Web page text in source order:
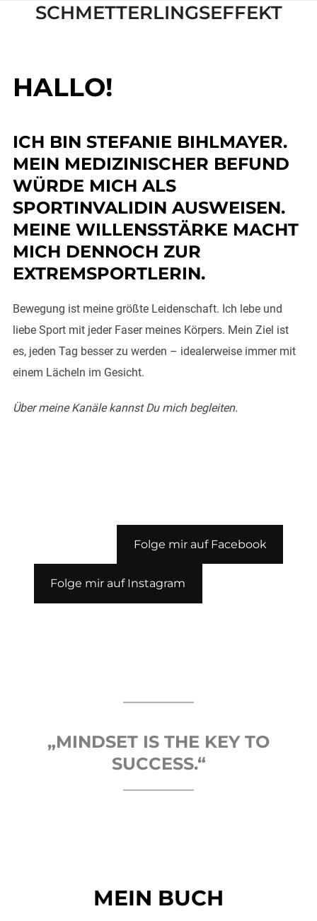
scrollen
SCHMETTERLINGSEFFEKT
HALLO!
ICH BIN STEFANIE BIHLMAYER.
MEIN MEDIZINISCHER BEFUND
WÜRDE MICH ALS
SPORTINVALIDIN AUSWEISEN.
MEINE WILLENSSTÄRKE MACHT
MICH DENNOCH ZUR
EXTREMSPORTLERIN.
Bewegung ist meine größte Leidenschaft. Ich lebe und
liebe Sport mit jeder Faser meines Körpers. Mein Ziel ist
es, jeden Tag besser zu werden – idealerweise immer mit
einem Lächeln im Gesicht.
Über meine Kanäle kannst Du mich begleiten.
Folge mir auf Facebook
Folge mir auf Instagram
„MINDSET IS THE KEY TO
SUCCESS.“
MEIN BUCH